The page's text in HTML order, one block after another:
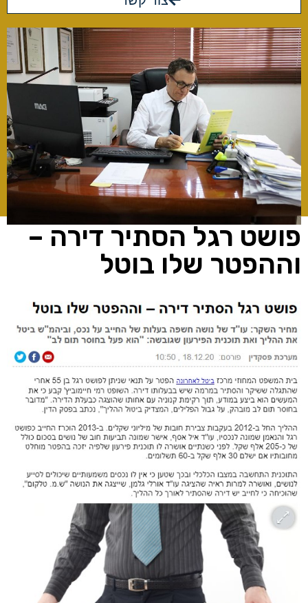
פושט רגל הסתיר דירה –
וההפטר שלו בוטל